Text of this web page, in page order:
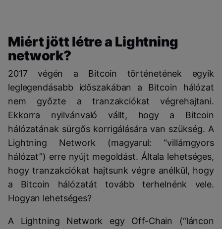
Miért jött létre a Lightning
network?
2017 végén a Bitcoin történetének egyik
leglegendásabb időszakában a Bitcoin hálózat
nem győzte a tranzakciókat végrehajtani.
Ekkorra nyilvánvaló vállt, hogy a Bitcoin
hálózatának sürgős korrigálására van szükség. A
Lightning Network (magyarul: “villámgyors
hálózat”) erre nyújt megoldást. Általa lehetséges,
hogy tranzakciókat hajtsunk végre anélkül, hogy
a Bitcoin hálózatát tovább terhelnénk vele.
Hogyan lehetséges?
A Lightning Network egy Off-Chain (“láncon